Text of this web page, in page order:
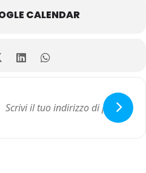
CALENDAR